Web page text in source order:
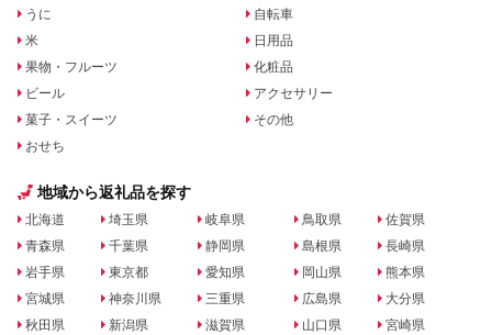
うに
米
果物・フルーツ
ビール
菓子・スイーツ
おせち
自転車
日用品
化粧品
アクセサリー
その他
地域から返礼品を探す
北海道
青森県
岩手県
宮城県
秋田県
埼玉県
千葉県
東京都
神奈川県
新潟県
岐阜県
静岡県
愛知県
三重県
滋賀県
鳥取県
島根県
岡山県
広島県
山口県
佐賀県
長崎県
熊本県
大分県
宮崎県